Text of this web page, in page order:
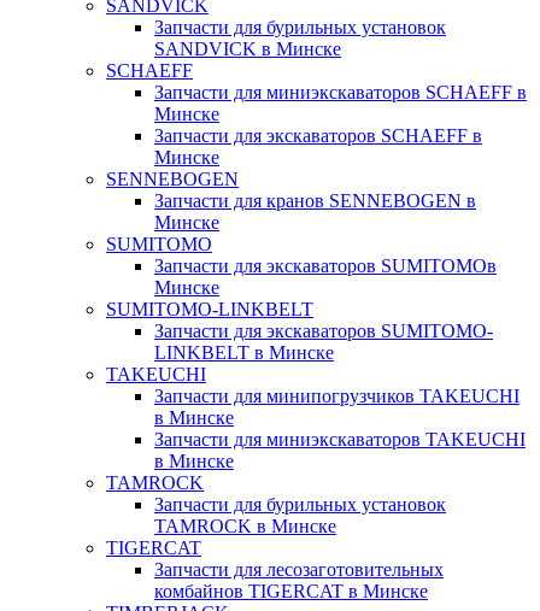
SANDVICK
Запчасти для бурильных установок
SANDVICK в Минске
SCHAEFF
Запчасти для миниэкскаваторов SCHAEFF в
Минске
Запчасти для экскаваторов SCHAEFF в
Минске
SENNEBOGEN
Запчасти для кранов SENNEBOGEN в
Минске
SUMITOMO
Запчасти для экскаваторов SUMITOMOв
Минске
SUMITOMO-LINKBELT
Запчасти для экскаваторов SUMITOMO-
LINKBELT в Минске
TAKEUCHI
Запчасти для минипогрузчиков TAKEUCHI
в Минске
Запчасти для миниэкскаваторов TAKEUCHI
в Минске
TAMROCK
Запчасти для бурильных установок
TAMROCK в Минске
TIGERCAT
Запчасти для лесозаготовительных
комбайнов TIGERCAT в Минске